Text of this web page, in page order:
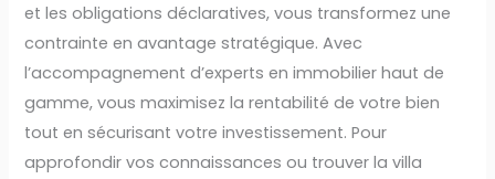
et les obligations déclaratives, vous transformez une
contrainte en avantage stratégique. Avec
l’accompagnement d’experts en immobilier haut de
gamme, vous maximisez la rentabilité de votre bien
tout en sécurisant votre investissement. Pour
approfondir vos connaissances ou trouver la villa